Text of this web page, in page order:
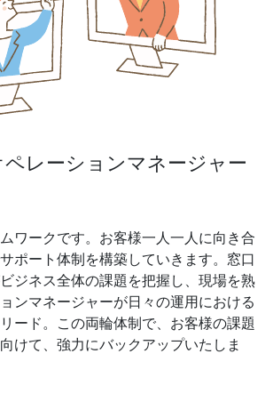
レーションマネージャー
ワークです。お客様一人一人に向き合
ポート体制を構築していきます。窓口
ジネス全体の課題を把握し、現場を熟
ンマネージャーが日々の運用における
ード。この両輪体制で、お客様の課題
けて、強力にバックアップいたしま